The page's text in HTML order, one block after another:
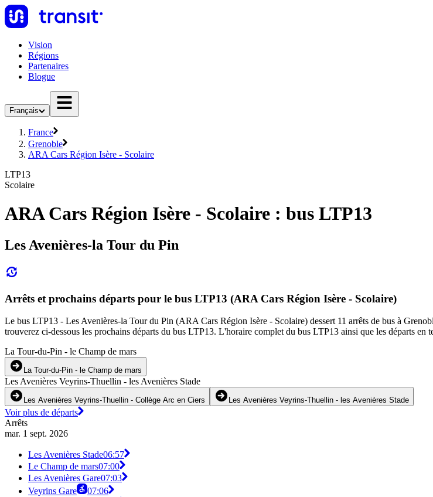
Vision
Régions
Partenaires
Blogue
Français
France
Grenoble
ARA Cars Région Isère - Scolaire
LTP13
Scolaire
ARA Cars Région Isère - Scolaire : bus LTP13
Les Avenières-la Tour du Pin
Arrêts et prochains départs pour le bus LTP13 (ARA Cars Région Isère - Scolaire)
Le bus LTP13 - Les Avenières-la Tour du Pin (ARA Cars Région Isère - Scolaire) dessert 11 arrêts de bus à
trouverez ci-dessous les prochains départs du bus LTP13. L'horaire complet du bus LTP13 ainsi que les départs en
La Tour-du-Pin - le Champ de mars
La Tour-du-Pin - le Champ de mars
Les Avenières Veyrins-Thuellin - les Avenières Stade
Les Avenières Veyrins-Thuellin - Collège Arc en Ciers Les Avenières Veyrins-Thuellin - les Avenières Stade
Voir plus de départs
Arrêts
mar. 1 sept. 2026
Les Avenières Stade06:57
Le Champ de mars07:00
Les Avenières Gare07:03
Veyrins Gare
07:06